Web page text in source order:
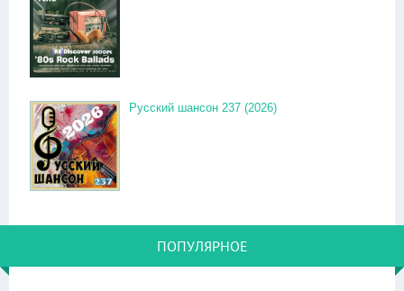
Русский шансон 237 (2026)
ПОПУЛЯРНОЕ